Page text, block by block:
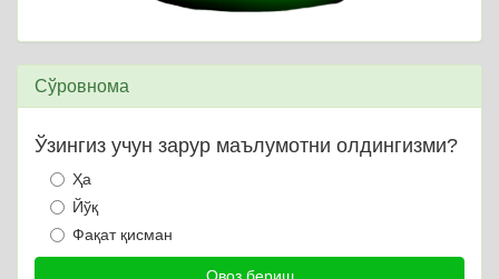
Сўровнома
Ўзингиз учун зарур маълумотни олдингизми?
Ҳа
Йўқ
Фақат қисман